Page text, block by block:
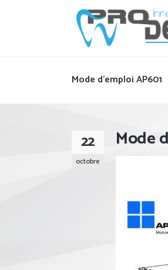
Mode d’emploi AP601
22
octobre
Mode